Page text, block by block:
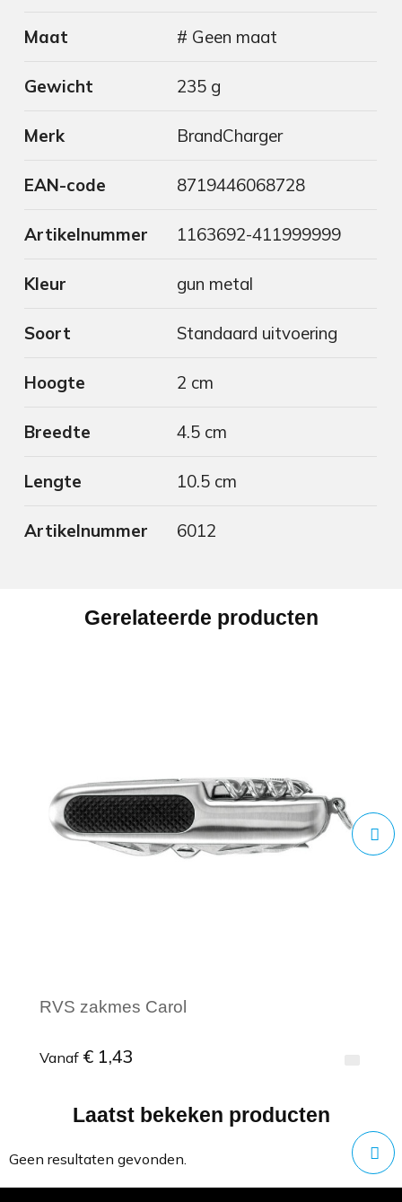
Maat # Geen maat
Gewicht 235 g
Merk BrandCharger
EAN-code 8719446068728
Artikelnummer 1163692-411999999
Kleur gun metal
Soort Standaard uitvoering
Hoogte 2 cm
Breedte 4.5 cm
Lengte 10.5 cm
Artikelnummer 6012
Gerelateerde producten
RVS zakmes Carol
Vanaf € 1,43
Minimale afname: 1
Laatst bekeken producten
Geen resultaten gevonden.